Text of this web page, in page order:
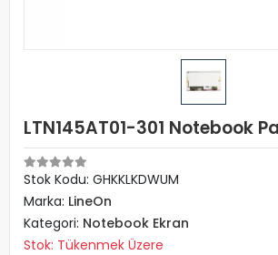
LTN145AT01-301 Notebook
Stok Kodu: GHKKLKDWUM
Marka: LineOn
Kategori: Notebook Ekran
Stok: Tükenmek Üzere